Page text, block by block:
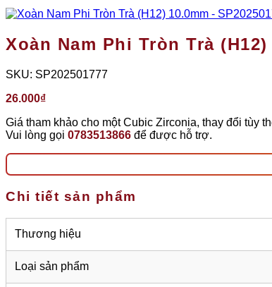
Xoàn Nam Phi Tròn Trà (H12)
SKU: SP202501777
26.000₫
Giá tham khảo cho một Cubic Zirconia, thay đổi tùy
Vui lòng gọi 0783513866 để được hỗ trợ.
Chi tiết sản phẩm
Thương hiệu
Loại sản phẩm